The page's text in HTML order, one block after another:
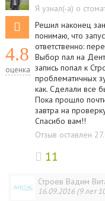
4.8
оценка
Я узнал(-а) о
Решил наконец
понимаю, что
ответственно:
Выбор пал на
запись попал к
проблематичных
как. Сделали все
Пока прошло
завтра на
Спасибо вам!!
Отзыв оставлен
11
Строев Вадим
16.09.2016 (9 лет